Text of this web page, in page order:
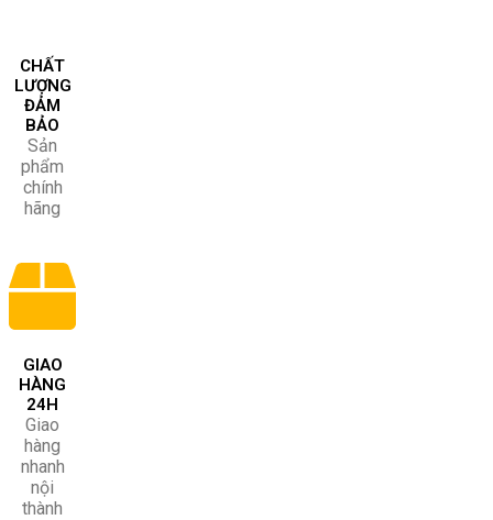
CHẤT
LƯỢNG
ĐẢM
BẢO
Sản
phẩm
chính
hãng
GIAO
HÀNG
24H
Giao
hàng
nhanh
nội
thành